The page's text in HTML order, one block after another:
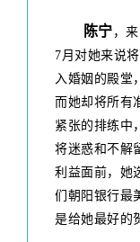
陈宁 ，
7月对她来说
入婚姻的殿堂
而她却将所有
紧张的排练中
将迷惑和不解
利益面前，她
们朝阳银行最
是给她最好的